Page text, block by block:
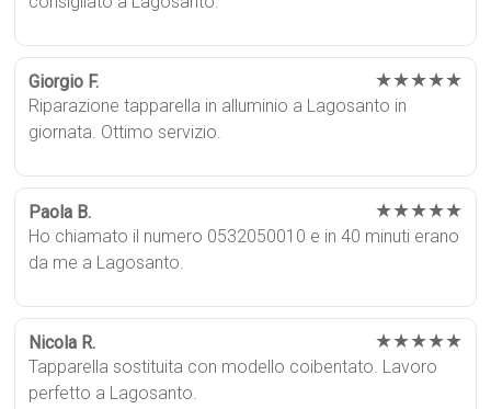
Giorgio F. ★★★★★
Riparazione tapparella in alluminio a Lagosanto in
giornata. Ottimo servizio.
Paola B. ★★★★★
Ho chiamato il numero 0532050010 e in 40 minuti erano
da me a Lagosanto.
Nicola R. ★★★★★
Tapparella sostituita con modello coibentato. Lavoro
perfetto a Lagosanto.